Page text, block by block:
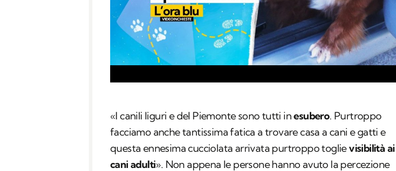
«I canili liguri e del Piemonte sono tutti inesubero. Purtroppo
facciamo anche tantissima fatica a trovare casa a cani e gatti e
questa ennesima cucciolata arrivata purtroppo toglievisibilità ai
cani adulti». Non appena le persone hanno avuto la percezione